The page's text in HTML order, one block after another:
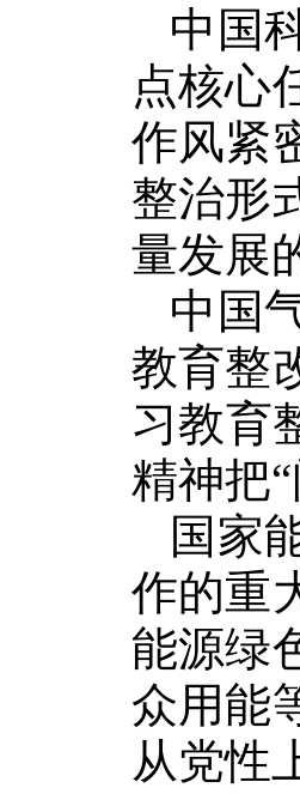
中国
点核心
作风紧
整治形
量发展
中国
教育整
习教育
精神把
国家
作的重
能源绿
众用能
从党性